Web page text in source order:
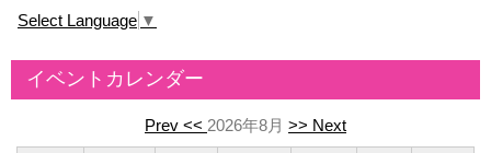
Select Language ▼
イベントカレンダー
Prev << 2026年8月 >> Next